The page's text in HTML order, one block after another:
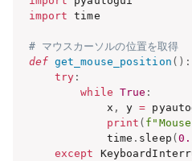
import time
# マウスカーソルの位置を取得
def get_mouse_position ( ) :
try :
while True :
            x
, y =
print (
            time
. sleep (
except